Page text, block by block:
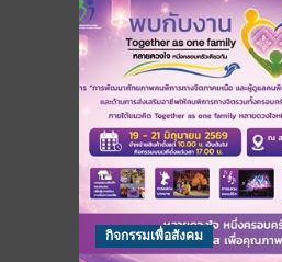
กิจกรรมเพื่อสังคม